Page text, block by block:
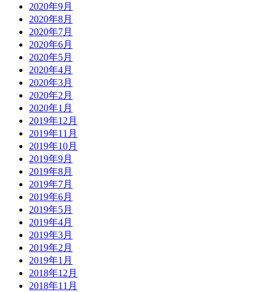
2020年9月
2020年8月
2020年7月
2020年6月
2020年5月
2020年4月
2020年3月
2020年2月
2020年1月
2019年12月
2019年11月
2019年10月
2019年9月
2019年8月
2019年7月
2019年6月
2019年5月
2019年4月
2019年3月
2019年2月
2019年1月
2018年12月
2018年11月